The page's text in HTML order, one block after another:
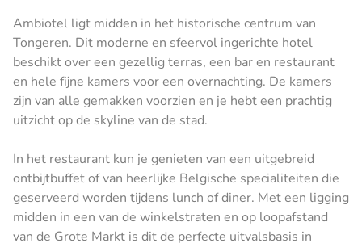
Ambiotel ligt midden in het historische centrum van
Tongeren. Dit moderne en sfeervol ingerichte hotel
beschikt over een gezellig terras, een bar en restaurant
en hele fijne kamers voor een overnachting. De kamers
zijn van alle gemakken voorzien en je hebt een prachtig
uitzicht op de skyline van de stad.
In het restaurant kun je genieten van een uitgebreid
ontbijtbuffet of van heerlijke Belgische specialiteiten die
geserveerd worden tijdens lunch of diner. Met een ligging
midden in een van de winkelstraten en op loopafstand
van de Grote Markt is dit de perfecte uitvalsbasis in